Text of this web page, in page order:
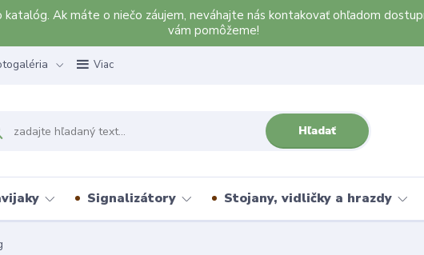
Ak máte o niečo záujem, neváhajte nás kontakovať ohľadom
vám pomôžeme!
Viac
Hľadať
Signalizátory Stojany, vidličky a hrazdy